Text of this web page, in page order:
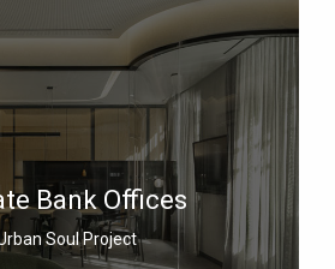
Bank Offices
Soul Project